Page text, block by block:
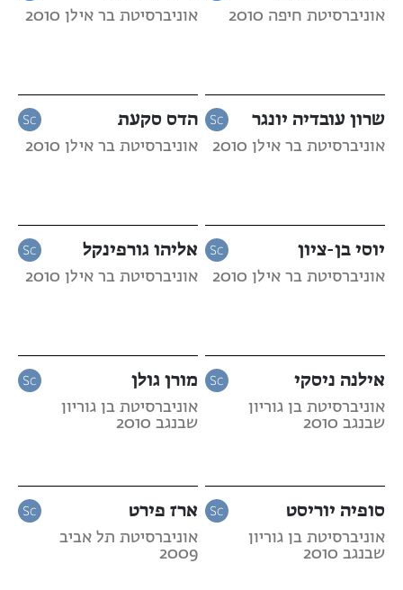
אוניברסיטת חיפה 2010 אוניברסיטת בר אילן 2010
שרון עובדיה יונגר
אוניברסיטת בר אילן 2010
הדס סקעת
אוניברסיטת בר אילן 2010
יוסי בן-ציון
אוניברסיטת בר אילן 2010
אליהו גורפינקל
אוניברסיטת בר אילן 2010
אילנה ניסקי
אוניברסיטת בן גוריון
שבנגב 2010
מורן גולן
אוניברסיטת בן גוריון
שבנגב 2010
סופיה יוריסט
אוניברסיטת בן גוריון
שבנגב 2010
ארז פירט
אוניברסיטת תל אביב
2009